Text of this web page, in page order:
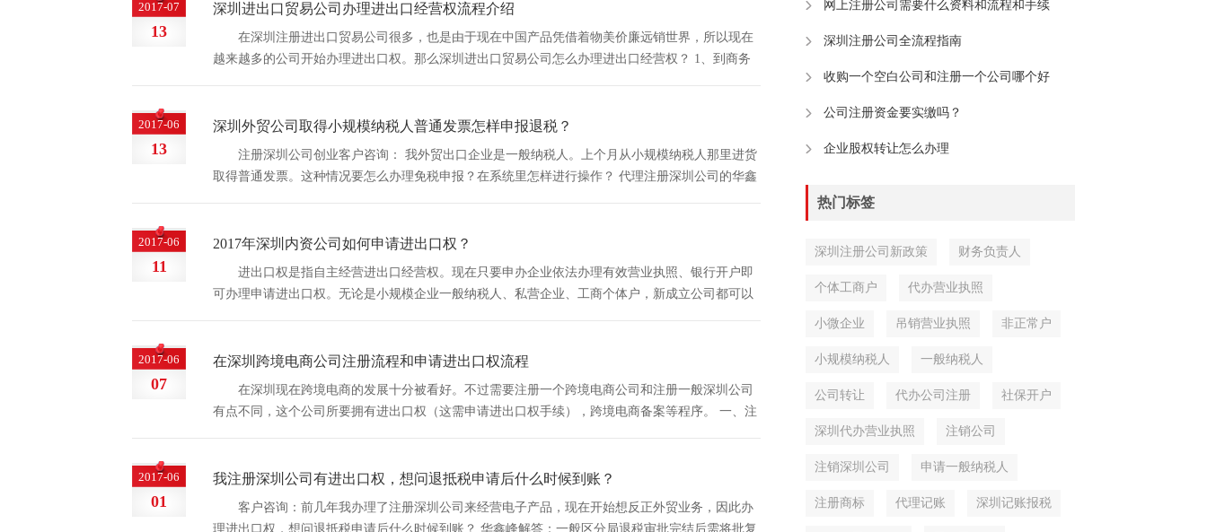
2017-07
13
深圳进出口贸易公司办理进出口经营权流程介绍
在深圳注册进出口贸易公司很多，也是由于现在中国产品凭借着物美价廉远销世界，所以现在
越来越多的公司开始办理进出口权。那么深圳进出口贸易公司怎么办理进出口经营权？ 1、到商务
2017-06
13
深圳外贸公司取得小规模纳税人普通发票怎样申报退税？
注册深圳公司创业客户咨询： 我外贸出口企业是一般纳税人。上个月从小规模纳税人那里进货
取得普通发票。这种情况要怎么办理免税申报？在系统里怎样进行操作？ 代理注册深圳公司的华鑫
2017-06
11
2017年深圳内资公司如何申请进出口权？
进出口权是指自主经营进出口经营权。现在只要申办企业依法办理有效营业执照、银行开户即
可办理申请进出口权。无论是小规模企业一般纳税人、私营企业、工商个体户，新成立公司都可以
2017-06
07
在深圳跨境电商公司注册流程和申请进出口权流程
在深圳现在跨境电商的发展十分被看好。不过需要注册一个跨境电商公司和注册一般深圳公司
有点不同，这个公司所要拥有进出口权（这需申请进出口权手续），跨境电商备案等程序。 一、注
2017-06
01
我注册深圳公司有进出口权，想问退抵税申请后什么时候到账？
客户咨询：前几年我办理了注册深圳公司来经营电子产品，现在开始想反正外贸业务，因此办
理进出口权，想问退抵税申请后什么时候到账？ 华鑫峰解答：一般区分局退税审批完结后需将批复
网上注册公司需要什么资料和流程和手续
深圳注册公司全流程指南
收购一个空白公司和注册一个公司哪个好
公司注册资金要实缴吗？
企业股权转让怎么办理
热门标签
深圳注册公司新政策 财务负责人
个体工商户 代办营业执照
小微企业 吊销营业执照 非正常户
小规模纳税人 一般纳税人
公司转让 代办公司注册 社保开户
深圳代办营业执照 注销公司
注销深圳公司 申请一般纳税人
注册商标 代理记账 深圳记账报税